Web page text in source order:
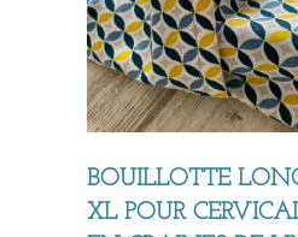
BOUILLOTTE
XL POUR